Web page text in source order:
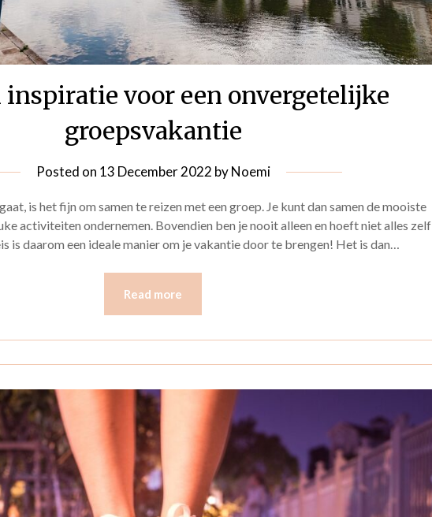
inspiratie voor een onvergetelijke
groepsvakantie
Posted on 13 December 2022 byNoemi
is het fijn om samen te reizen met een groep. Je kunt dan samen de mooiste
activiteiten ondernemen. Bovendien ben je nooit alleen en hoeft niet alles zelf
is daarom een ideale manier om je vakantie door te brengen! Het is dan…
Read more